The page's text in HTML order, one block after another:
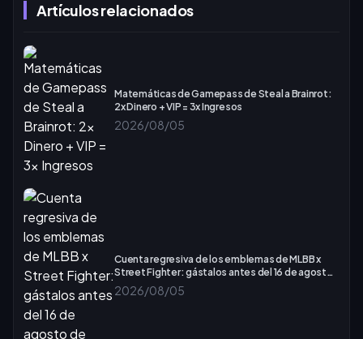
Artículos relacionados
Matemáticas de Gamepass de Steal a Brainrot:
2x Dinero + VIP = 3x Ingresos
2026/08/05
Cuenta regresiva de los emblemas de MLBB x
Street Fighter: gástalos antes del 16 de agosto
de 2026
2026/08/05